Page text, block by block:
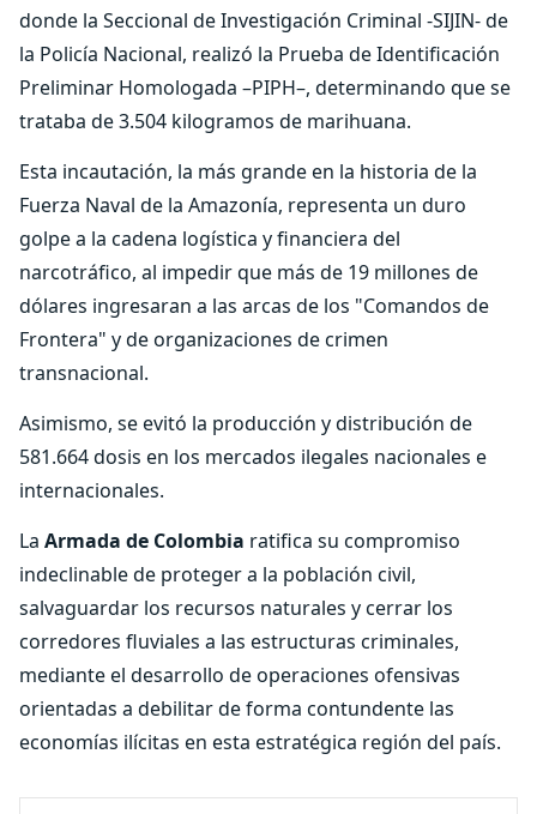
donde la Seccional de Investigación Criminal -SIJIN- de
la Policía Nacional, realizó la Prueba de Identificación
Preliminar Homologada –PIPH–, determinando que se
trataba de 3.504 kilogramos de marihuana.
Esta incautación, la más grande en la historia de la
Fuerza Naval de la Amazonía, representa un duro
golpe a la cadena logística y financiera del
narcotráfico, al impedir que más de 19 millones de
dólares ingresaran a las arcas de los "Comandos de
Frontera" y de organizaciones de crimen
transnacional.
Asimismo, se evitó la producción y distribución de
581.664 dosis en los mercados ilegales nacionales e
internacionales.
La Armada de Colombia ratifica su compromiso
indeclinable de proteger a la población civil,
salvaguardar los recursos naturales y cerrar los
corredores fluviales a las estructuras criminales,
mediante el desarrollo de operaciones ofensivas
orientadas a debilitar de forma contundente las
economías ilícitas en esta estratégica región del país.